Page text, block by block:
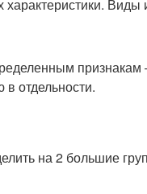
признакам
отдельности.
на 2 большие